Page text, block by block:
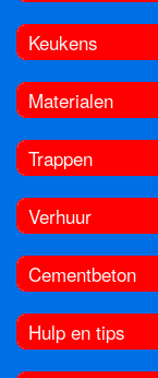
Keukens
Materialen
Trappen
Verhuur
Cementbeton
Hulp en tips